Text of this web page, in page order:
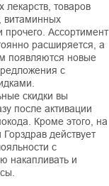
лекарств, товаров
витаминных
прочего. Ассортимент
расширяется, а
появляются новые
с
скидки вы
после активации
Кроме этого, на
Горздрав действует
с
накапливать и